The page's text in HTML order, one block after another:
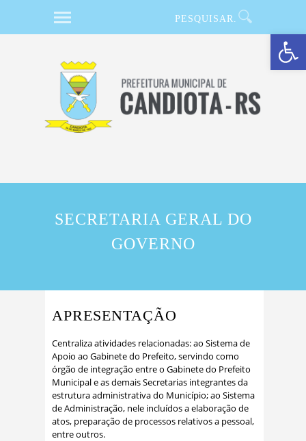
Barra de Ferramentas Aberta
SECRETARIA GERAL DO
GOVERNO
APRESENTAÇÃO
Centraliza atividades relacionadas: ao Sistema de
Apoio ao Gabinete do Prefeito, servindo como
órgão de integração entre o Gabinete do Prefeito
Municipal e as demais Secretarias integrantes da
estrutura administrativa do Município; ao Sistema
de Administração, nele incluídos a elaboração de
atos, preparação de processos relativos a pessoal,
entre outros.